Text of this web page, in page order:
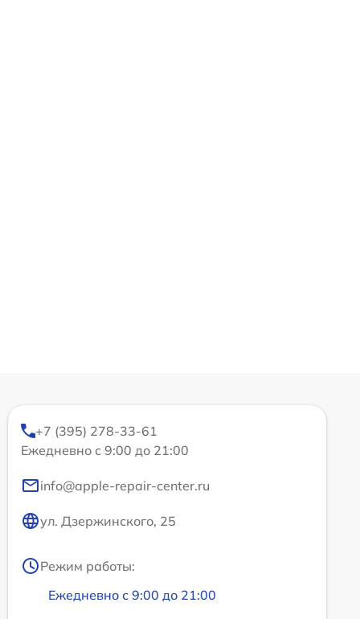
+7 (395) 278-33-61
Ежедневно с 9:00 до 21:00
info@apple-repair-center.ru
ул. Дзержинского, 25
Режим работы:
Ежедневно с 9:00 до 21:00